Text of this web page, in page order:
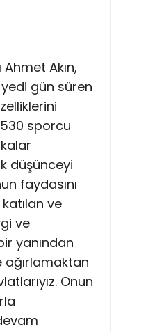
Akın,
gün süren
530 sporcu
düşünceyi
faydasını
ve
ve
yanından
ağırlamaktan
Onun